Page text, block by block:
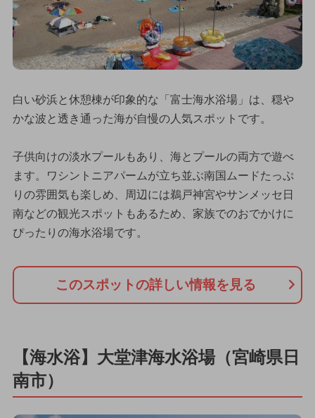
白い砂浜と休憩棟が印象的な「富士海水浴場」は、穏や
かな波と透き通った海が自慢の人気スポットです。
子供向けの淡水プールもあり、海とプールの両方で遊べ
ます。ワシントニアパームが立ち並ぶ南国ムードたっぷ
りの雰囲気も楽しめ、周辺には鵜戸神宮やサンメッセ日
南などの観光スポットもあるため、家族でのおでかけに
ぴったりの海水浴場です。
このスポットの詳しい情報を見る
【海水浴】大堂津海水浴場（宮崎県日
南市）